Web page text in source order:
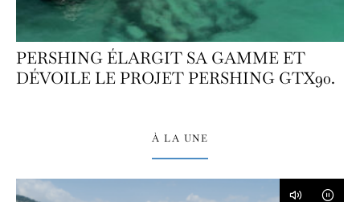
PERSHING ÉLARGIT SA GAMME ET
DÉVOILE LE PROJET PERSHING GTX90.
À LA UNE